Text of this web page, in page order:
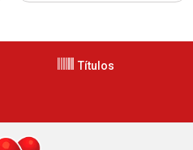
Títulos